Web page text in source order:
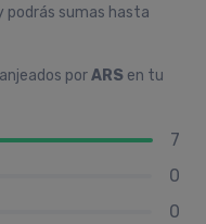
podrás sumas hasta
porARS en tu
7
0
0